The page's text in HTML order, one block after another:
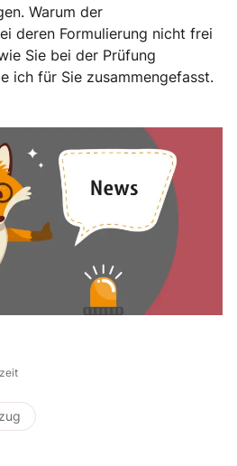
Warum der
deren Formulierung nicht frei
Sie bei der Prüfung
ich für Sie zusammengefasst.